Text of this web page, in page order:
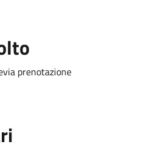
prenotazione